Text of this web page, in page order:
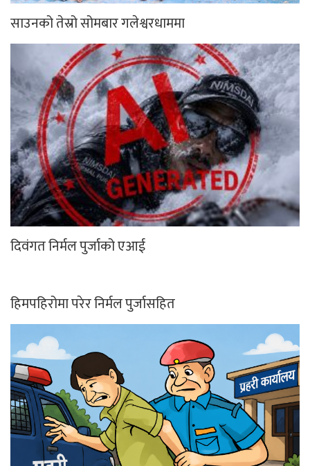
साउनको तेस्रो सोमबार गलेश्वरधाममा
दिवंगत निर्मल पुर्जाको एआई
हिमपहिरोमा परेर निर्मल पुर्जासहित